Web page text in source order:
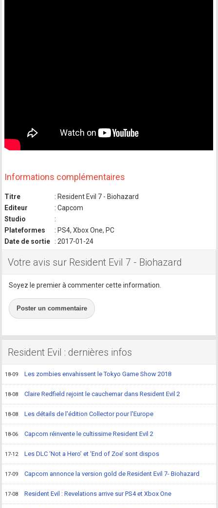
Informations complémentaires
Titre
: Resident Evil 7 - Biohazard
Editeur
: Capcom
Studio
:
Plateformes
: PS4, Xbox One, PC
Date de sortie
: 2017-01-24
Votre avis sur Resident Evil 7 - Biohazard
Soyez le premier à commenter cette information.
Poster un commentaire
Resident Evil : dernières infos
18-09 Les zombies envahissent le Tokyo Game Show 2018
18-08 Claire Redfield rejoint le cauchemar dans Resident Evil 2
18-08 Les détails de l'édition Collector pour l'Europe
18-06 Capcom réinvente le cultissime Resident Evil 2
17-12 Les DLC ‘Not a Hero’ et ‘End of Zoe’ sont dispos
17-09 Capcom annonce la version gold de Resident Evil 7- Biohazard
17-08 Resident Evil : Revelations arrive sur PS4 et Xbox One